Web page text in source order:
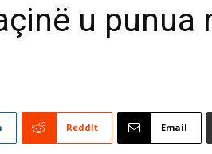
u punua
ReddIt Email